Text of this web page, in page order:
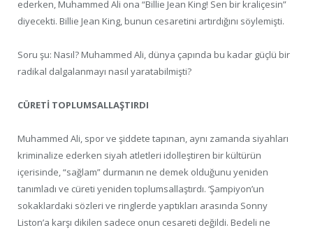
ederken, Muhammed Ali ona “Billie Jean King! Sen bir kraliçesin”
diyecekti. Billie Jean King, bunun cesaretini artırdığını söylemişti.
Soru şu: Nasıl? Muhammed Ali, dünya çapında bu kadar güçlü bir
radikal dalgalanmayı nasıl yaratabilmişti?
CÜRETİ TOPLUMSALLAŞTIRDI
Muhammed Ali, spor ve şiddete tapınan, aynı zamanda siyahları
kriminalize ederken siyah atletleri idolleştiren bir kültürün
içerisinde, “sağlam” durmanın ne demek olduğunu yeniden
tanımladı ve cüreti yeniden toplumsallaştırdı. ‘Şampiyon’un
sokaklardaki sözleri ve ringlerde yaptıkları arasında Sonny
Liston’a karşı dikilen sadece onun cesareti değildi. Bedeli ne